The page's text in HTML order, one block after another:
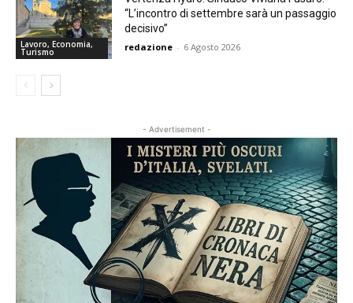
Lavoro, Economia,
Turismo
“L’incontro di settembre sarà un passaggio
decisivo”
redazione - 6 Agosto 2026
- Advertisement -